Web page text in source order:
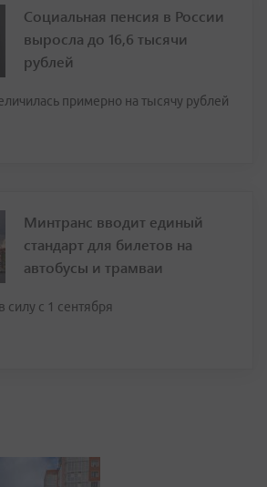
Социальная пенсия в России
выросла до 16,6 тысячи
рублей
примерно на тысячу рублей
Минтранс вводит единый
стандарт для билетов на
автобусы и трамваи
силу с 1 сентября